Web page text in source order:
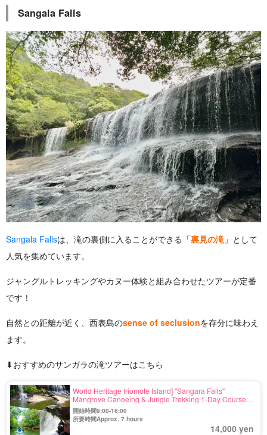
Sangala Falls
Sangala Fallsは、滝の裏側に入ることができる「裏見の滝」として
人気を集めています。
ジャングルトレッキングやカヌー体験と組み合わせたツアーが定番
です！
自然との距離が近く、西表島のsense of seclusionを存分に味わえ
ます。
⬇︎おすすめのサンガラの滝ツアーはこちら
World Heritage Iriomote Island] "Sangara Falls"
Mangrove Canoeing & Jungle Trekking 1-Day Course
with Happy Lunch (No.88)
開始時間9:00-16:00
所要時間Approx. 7 hours
14,000 yen